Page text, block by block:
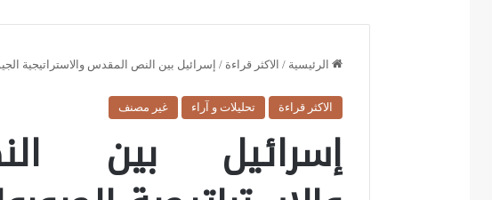
الرئيسية / الاكثر قراءة / إسرائيل بين النص المقدس والاستراتيجية
الاكثر قراءة تحليلات و آراء غير مصنف
إسرائيل بين